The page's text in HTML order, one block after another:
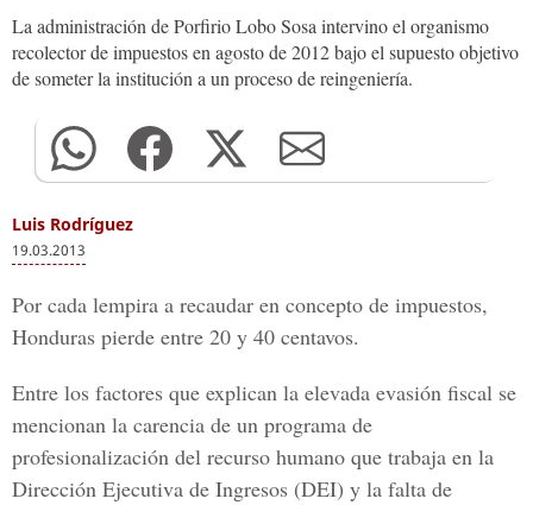
La administración de Porfirio Lobo Sosa intervino el organismo
recolector de impuestos en agosto de 2012 bajo el supuesto objetivo
de someter la institución a un proceso de reingeniería.
Luis Rodríguez
19.03.2013
Por cada lempira a recaudar en concepto de impuestos,
Honduras pierde entre 20 y 40 centavos.
Entre los factores que explican la elevada evasión fiscal se
mencionan la carencia de un programa de
profesionalización del recurso humano que trabaja en la
Dirección Ejecutiva de Ingresos (DEI) y la falta de